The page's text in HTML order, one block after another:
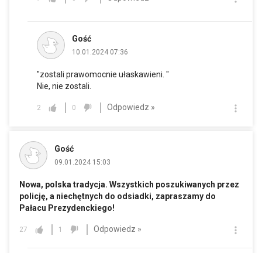
Gość
10.01.2024 07:36
"zostali prawomocnie ułaskawieni. "
Nie, nie zostali.
2 0 Odpowiedz »
Gość
09.01.2024 15:03
Nowa, polska tradycja. Wszystkich poszukiwanych przez
policję, a niechętnych do odsiadki, zapraszamy do
Pałacu Prezydenckiego!
27 1 Odpowiedz »